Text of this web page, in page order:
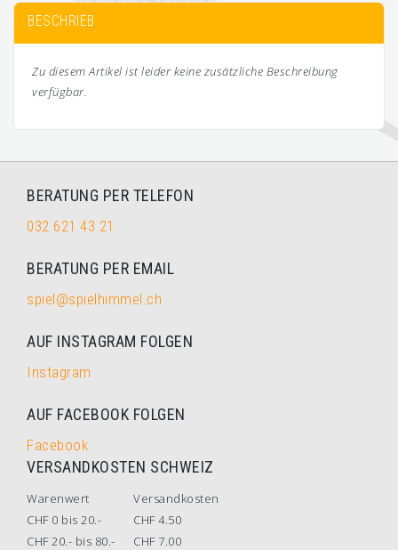
BESCHRIEB
Zu diesem Artikel ist leider keine zusätzliche Beschreibung
verfügbar.
BERATUNG PER TELEFON
032 621 43 21
BERATUNG PER EMAIL
spiel@spielhimmel.ch
AUF INSTAGRAM FOLGEN
Instagram
AUF FACEBOOK FOLGEN
Facebook
VERSANDKOSTEN SCHWEIZ
Warenwert
Versandkosten
CHF 0 bis 20.-
CHF 4.50
CHF 20.- bis 80.-
CHF 7.00